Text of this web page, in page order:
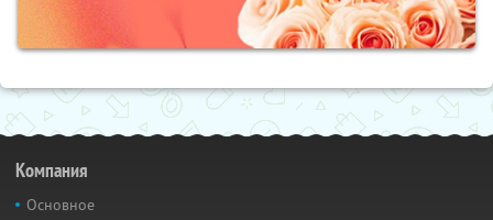
Компания
Основное